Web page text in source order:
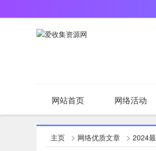
网站首页 网络活动
羊毛日记 网络优质文
主页 > 网络优质文章 > 2024